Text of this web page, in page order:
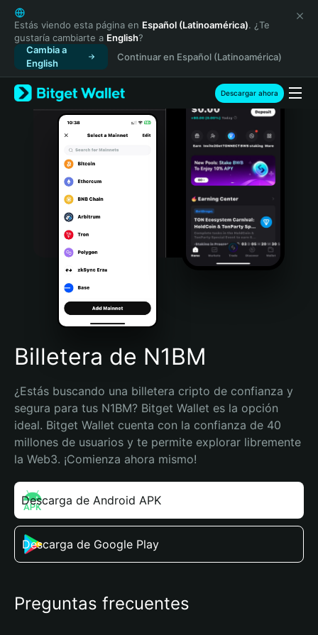
English
日本語
Tiếng Việt
Русский
Español (Latinoamérica)
Türkçe
Italiano
Português (Portugal)
Bahasa Indonesia
Português (Brasil)
Español (Argentina)
Estás viendo esta página en Español (Latinoamérica). ¿Te
gustaría cambiarte a English?
Cambia a
English
Continuar en Español (Latinoamérica)
Descargar ahora
Billetera de N1BM
¿Estás buscando una billetera cripto de confianza y
segura para tus N1BM? Bitget Wallet es la opción
ideal. Bitget Wallet cuenta con la confianza de 40
millones de usuarios y te permite explorar libremente
la Web3. ¡Comienza ahora mismo!
Descarga de Android APK
Descarga de Google Play
Preguntas frecuentes